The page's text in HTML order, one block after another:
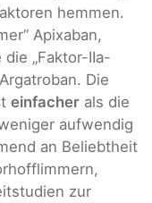
hemmen.
Apixaban,
„Faktor-IIa-
Die
einfacher als die
aufwendig
an Beliebtheit
zur